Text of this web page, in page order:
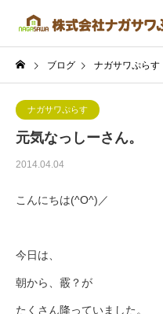
ブログ ナガサワぷらす
ナガサワぷらす
元気なっしーさん。
2014.04.04
こんにちは(^O^)／
今日は、
朝から、霰？が
たくさん降っていました。